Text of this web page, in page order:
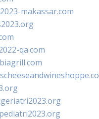
makassar.com
qa.com